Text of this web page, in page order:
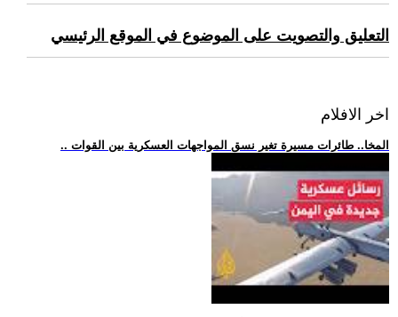
التعليق والتصويت على الموضوع في الموقع الرئيسي
اخر الافلام
.. المخا.. طائرات مسيرة تغير نسق المواجهات العسكرية بين القوات